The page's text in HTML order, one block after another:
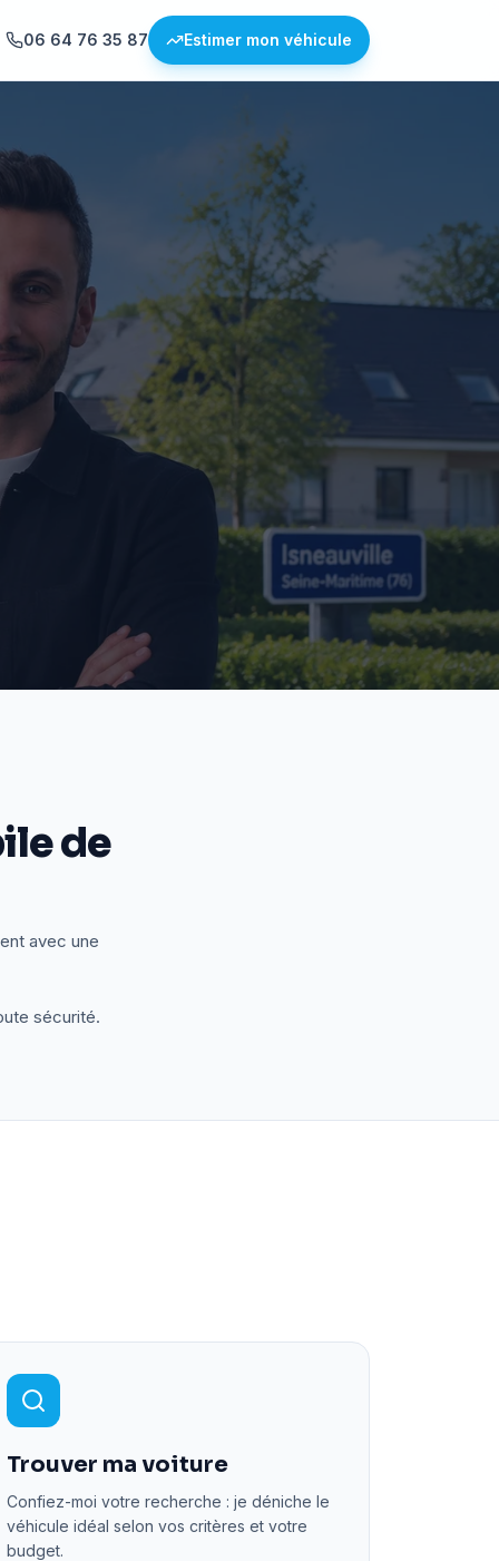
06 64 76 35 87 Estimer mon véhicule
de
avec une
sécurité.
Trouver ma voiture
Confiez-moi votre recherche : je déniche le
véhicule idéal selon vos critères et votre
budget.